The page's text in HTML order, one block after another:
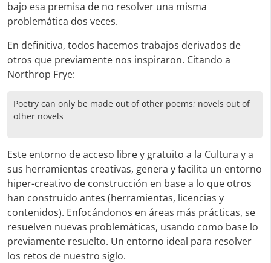
bajo esa premisa de no resolver una misma
problemática dos veces.
En definitiva, todos hacemos trabajos derivados de
otros que previamente nos inspiraron. Citando a
Northrop Frye:
Poetry can only be made out of other poems; novels out of
other novels
Este entorno de acceso libre y gratuito a la Cultura y a
sus herramientas creativas, genera y facilita un entorno
hiper-creativo de construcción en base a lo que otros
han construido antes (herramientas, licencias y
contenidos). Enfocándonos en áreas más prácticas, se
resuelven nuevas problemáticas, usando como base lo
previamente resuelto. Un entorno ideal para resolver
los retos de nuestro siglo.